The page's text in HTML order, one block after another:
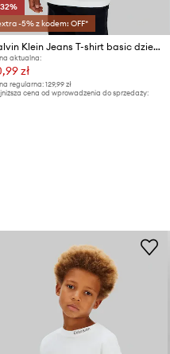
-5% z kodem: OFF*
Calvin Klein Jeans T-shirt basic dziecięcy bawełniany
aktualna:
zł
regularna: 129,99 zł
cena od wprowadzenia do sprzedaży: